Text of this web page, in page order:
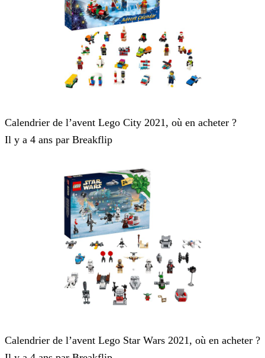
Calendrier de l’avent Lego City 2021, où en acheter ?
Il y a 4 ans par Breakflip
Calendrier de l’avent Lego Star Wars 2021, où en acheter ?